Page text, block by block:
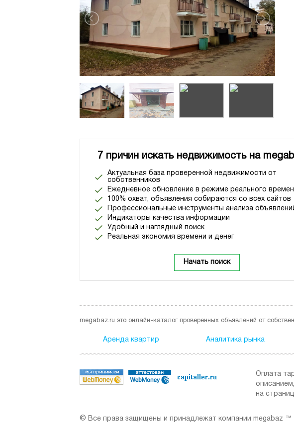
7 причин искать недвижимость на
Актуальная база проверенной недвижимости от
собственников
Ежедневное обновление в режиме реального
100% охват, объявления собираются со всех сайтов
Профессиональные инструменты анализа
Индикаторы качества информации
Удобный и наглядный поиск
Реальная экономия времени и денег
Начать поиск
megabaz.ru это онлайн-каталог проверенных объявлений от
Аренда квартир Аналитика рынка
Оплата
на
© Все права защищены и принадлежат компании megabaz ™